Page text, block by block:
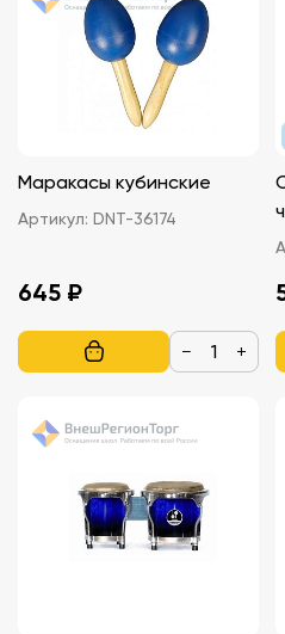
Маракасы кубинские
Артикул: DNT-36174
645 ₽
− +